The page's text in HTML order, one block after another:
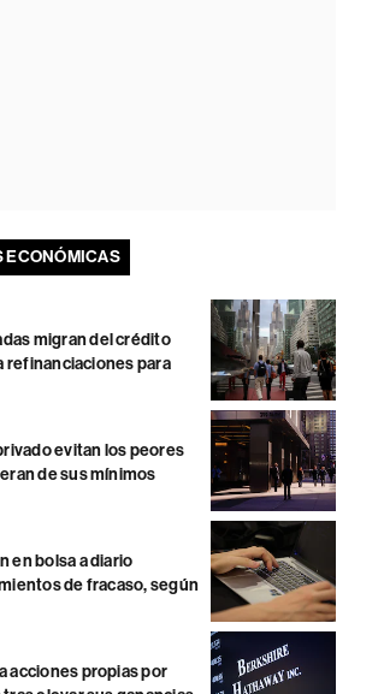
ECONÓMICAS
migran del crédito
refinanciaciones para
evitan los peores
de sus mínimos
en bolsa a diario
de fracaso, según
acciones propias por